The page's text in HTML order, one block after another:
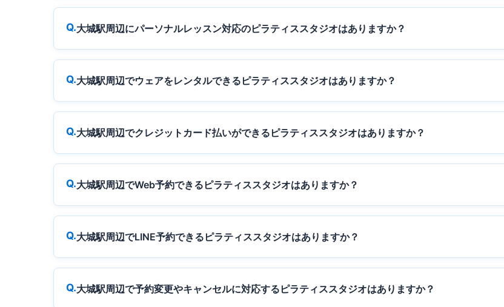
大城駅周辺にパーソナルレッスン対応のピラティススタジオはありますか？
大城駅周辺でウェアをレンタルできるピラティススタジオはありますか？
大城駅周辺でクレジットカード払いができるピラティススタジオはありますか？
大城駅周辺でWeb予約できるピラティススタジオはありますか？
大城駅周辺でLINE予約できるピラティススタジオはありますか？
大城駅周辺で予約変更やキャンセルに対応するピラティススタジオはありますか？